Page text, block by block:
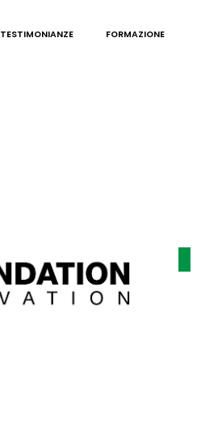
TESTIMONIANZE FORMAZIONE